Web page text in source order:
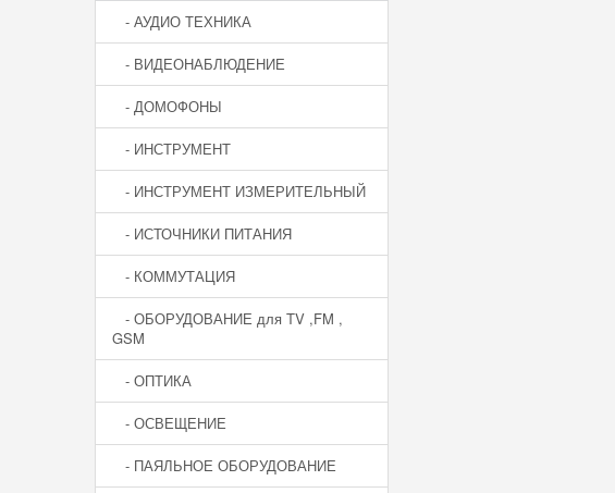
- АУДИО ТЕХНИКА
- ВИДЕОНАБЛЮДЕНИЕ
- ДОМОФОНЫ
- ИНСТРУМЕНТ
- ИНСТРУМЕНТ ИЗМЕРИТЕЛЬНЫЙ
- ИСТОЧНИКИ ПИТАНИЯ
- КОММУТАЦИЯ
- ОБОРУДОВАНИЕ для TV ,FM ,
GSM
- ОПТИКА
- ОСВЕЩЕНИЕ
- ПАЯЛЬНОЕ ОБОРУДОВАНИЕ